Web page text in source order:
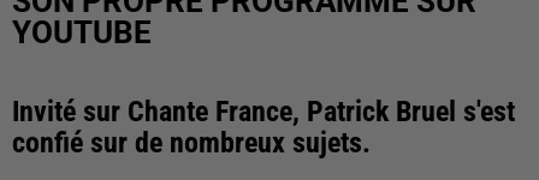
YOUTUBE
Invité sur Chante France, Patrick Bruel s'est
confié sur de nombreux sujets.